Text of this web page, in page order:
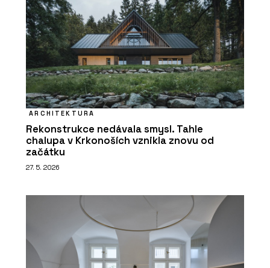
ARCHITEKTURA
Rekonstrukce nedávala smysl. Tahle
chalupa v Krkonoších vznikla znovu od
začátku
27. 5. 2026